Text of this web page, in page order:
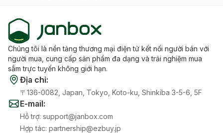
Chúng tôi là nền tảng thương mại điện tử kết nối người bán với
người mua, cung cấp sản phẩm đa dạng và trải nghiệm mua
sắm trực tuyến không giới hạn.
Địa chỉ:
〒136-0082, Japan, Tokyo, Koto-ku, Shinkiba 3-5-6, 5F
E-mail:
Hỗ trợ: support@janbox.com
Hợp tác: partnership@ezbuy.jp